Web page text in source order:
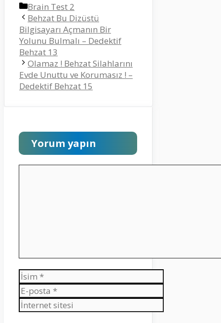
Kategoriler
Brain Test 2
Behzat Bu Dizüstü
Bilgisayarı Açmanın Bir
Yolunu Bulmalı – Dedektif
Behzat 13
Olamaz ! Behzat Silahlarını
Evde Unuttu ve Korumasız ! –
Dedektif Behzat 15
Yorum yapın
İsim
E-
posta
İnternet
sitesi